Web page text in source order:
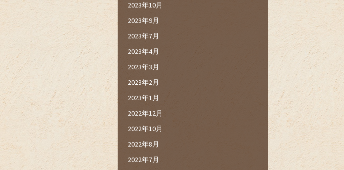
2023年10月
2023年9月
2023年7月
2023年4月
2023年3月
2023年2月
2023年1月
2022年12月
2022年10月
2022年8月
2022年7月